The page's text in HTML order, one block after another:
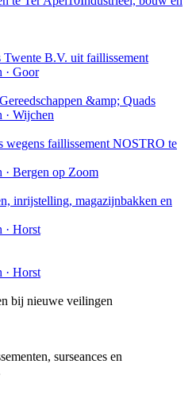
B.V. uit faillissement
· Goor
&amp; Quads
Wijchen
wegens faillissement NOSTRO te
Bergen op Zoom
inrijstelling, magazijnbakken en
· Horst
· Horst
bij nieuwe veilingen
surseances en